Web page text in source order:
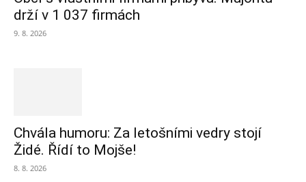
drží v 1 037 firmách
9. 8. 2026
Chvála humoru: Za letošními vedry stojí
Židé. Řídí to Mojše!
8. 8. 2026